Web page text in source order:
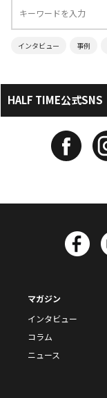
インタビュー 事例
HALF TIME公式SNS
マガジン
インタビュー
コラム
ニュース